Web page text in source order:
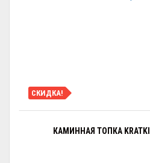
СКИДКА!
КАМИННАЯ ТОПКА KRATKI